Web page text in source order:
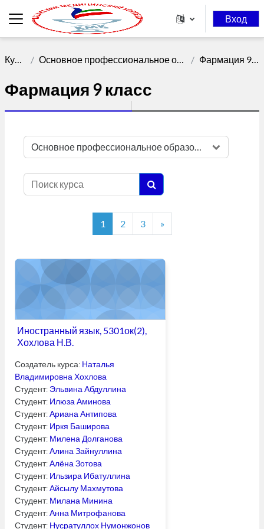
Перейти к основному содержанию
Боковая панель
Вход
Курсы Основное профессиональное образование Фармация 9 класс
Фармация 9 класс
Категории курсов
Поиск курса
Поиск курса
1 Страница 1
2Страница 2
3Страница 3
»Следующая страница
Иностранный язык, 5301ок(2),
Хохлова Н.В.
Создатель курса: Наталья
Владимировна Хохлова
Студент: Эльвина Абдуллина
Студент: Илюза Аминова
Студент:Ариана Антипова
Студент: Иркя Баширова
Студент: Милена Долганова
Студент:Алина Зайнуллина
Студент:Алёна Зотова
Студент: Ильзира Ибатуллина
Студент:Айсылу Махмутова
Студент: Милана Минина
Студент:Анна Митрофанова
Студент: Нусратуллох Нумонжонов